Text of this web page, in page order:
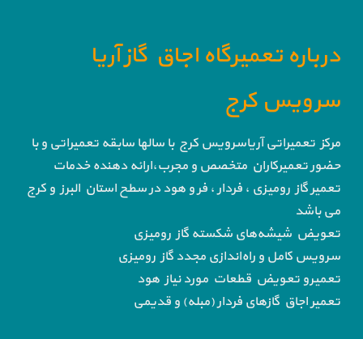
درباره تعمیرگاه اجاق گاز آریا
سرویس کرج
مرکز تعمیراتی آریاسرویس کرج با سالها سابقه تعمیراتی و با
حضور تعمیرکاران متخصص و مجرب،ارائه دهنده خدمات
تعمیر گاز رومیزی ، فردار ، فر و هود در سطح استان البرز و کرج
می باشد
تعویض شیشه‌های شکسته گاز رومیزی
سرویس کامل و راه‌اندازی مجدد گاز رومیزی
تعمیرو تعویض قطعات مورد نیاز هود
تعمیر اجاق گاز‌های فردار (مبله) و قدیمی